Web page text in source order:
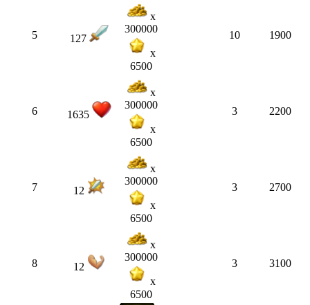
5 127
x
300000
x
6500
10 1900
6 1635
x
300000
x
6500
3 2200
7 12
x
300000
x
6500
3 2700
8 12
x
300000
x
6500
3 3100